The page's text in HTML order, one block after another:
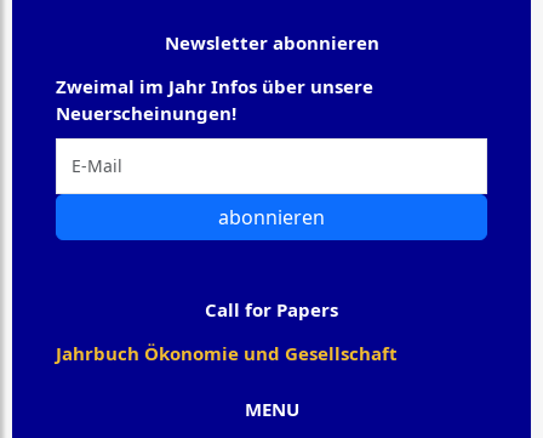
MENU
Newsletter abonnieren
Zweimal im Jahr Infos über unsere
Neuerscheinungen!
abonnieren
Call for Papers
Jahrbuch Ökonomie und Gesellschaft